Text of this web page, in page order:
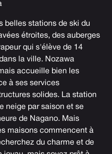
belles stations de ski du
étroites, des auberges
qui s'élève de 14
la ville. Nozawa
accueille bien les
à ses services
solides. La station
neige par saison et se
de Nagano. Mais
maisons commencent à
du charme et de